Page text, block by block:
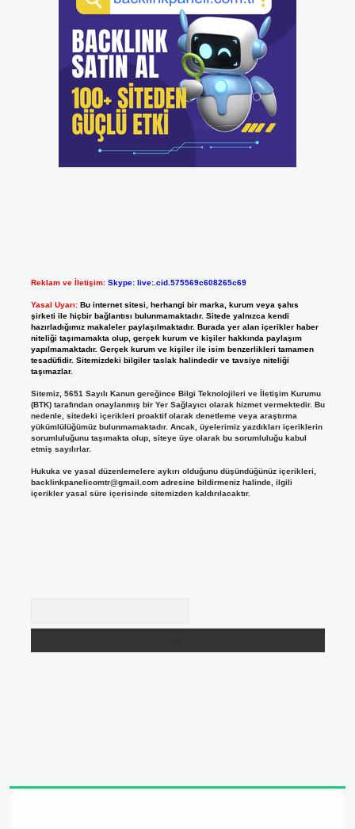
Reklam ve İletişim: Skype: live:.cid.575569c608265c69
Yasal Uyarı: Bu internet sitesi, herhangi bir marka, kurum veya şahıs
şirketi ile hiçbir bağlantısı bulunmamaktadır. Sitede yalnızca kendi
hazırladığımız makaleler paylaşılmaktadır. Burada yer alan içerikler haber
niteliği taşımamakta olup, gerçek kurum ve kişiler hakkında paylaşım
yapılmamaktadır. Gerçek kurum ve kişiler ile isim benzerlikleri tamamen
tesadüfidir. Sitemizdeki bilgiler taslak halindedir ve tavsiye niteliği
taşımazlar.
Sitemiz, 5651 Sayılı Kanun gereğince Bilgi Teknolojileri ve İletişim Kurumu
(BTK) tarafından onaylanmış bir Yer Sağlayıcı olarak hizmet vermektedir. Bu
nedenle, sitedeki içerikleri proaktif olarak denetleme veya araştırma
yükümlülüğümüz bulunmamaktadır. Ancak, üyelerimiz yazdıkları içeriklerin
sorumluluğunu taşımakta olup, siteye üye olarak bu sorumluluğu kabul
etmiş sayılırlar.
Hukuka ve yasal düzenlemelere aykırı olduğunu düşündüğünüz içerikleri,
backlinkpanelicomtr@gmail.comadresine bildirmeniz halinde, ilgili
içerikler yasal süre içerisinde sitemizden kaldırılacaktır.